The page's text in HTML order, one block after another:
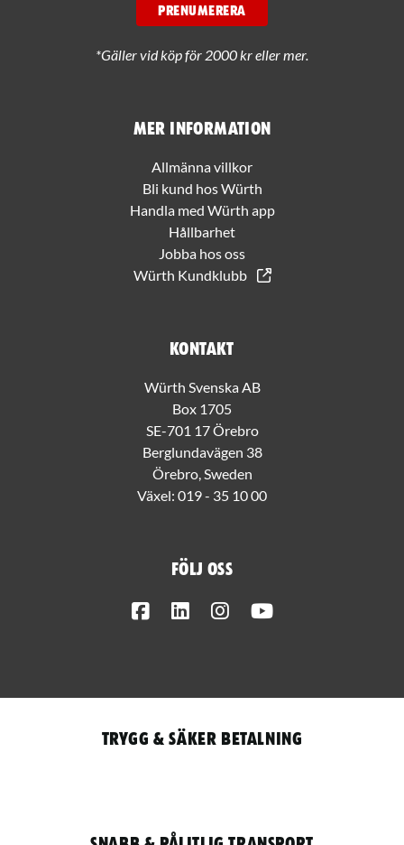
Mer information
Allmänna villkor
Bli kund hos Würth
Handla med Würth app
Hållbarhet
Jobba hos oss
Würth Kundklubb
Kontakt
Würth Svenska AB
Box 1705
SE-701 17 Örebro
Berglundavägen 38
Örebro, Sweden
Växel: 019 - 35 10 00
Följ oss
FacebookLinkedInInstagram
PRENUMERERA
*Gäller vid köp för 2000 kr eller mer.
Trygg & säker betalning